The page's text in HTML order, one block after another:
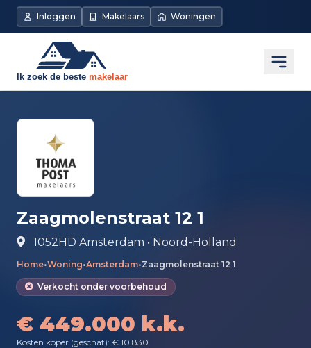
Direct naar de inhoud
Inloggen Makelaars Woningen
Zaagmolenstraat 12 1
1052HD Amsterdam • Noord-Holland
Home•Woning•Amsterdam•Zaagmolenstraat 12 1
Verkocht onder voorbehoud
€ 449.000 k.k.
Kosten koper (geschat): € 10.830